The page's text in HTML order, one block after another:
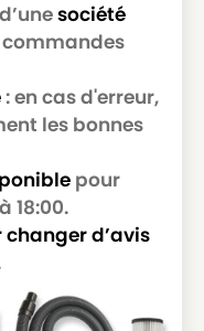
PREMIER
société
commandes
: en cas d'erreur,
les bonnes
pour
18:00.
d’avis